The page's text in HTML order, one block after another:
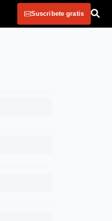
Suscribete gratis